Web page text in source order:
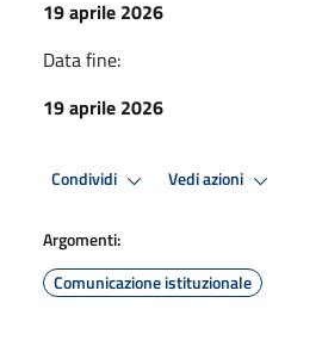
19 aprile 2026
Data fine:
19 aprile 2026
Condividi Vedi azioni
Argomenti:
Comunicazione istituzionale